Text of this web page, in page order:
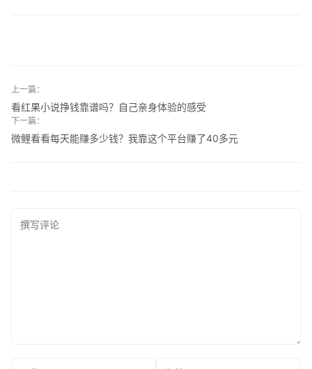
上一篇：
看红果小说挣钱靠谱吗？自己亲身体验的感受
下一篇：
微鲤看看每天能赚多少钱？我靠这个平台赚了40多元